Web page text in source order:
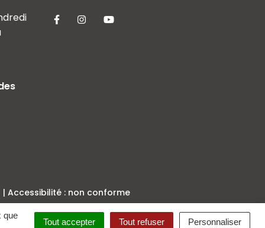
que
Tout accepter Tout refuser Personnaliser
Lien vers le compte Facebook
Lien vers le compte Instagram
Lien vers la chaîne Youtube
Accessibilité : non conforme